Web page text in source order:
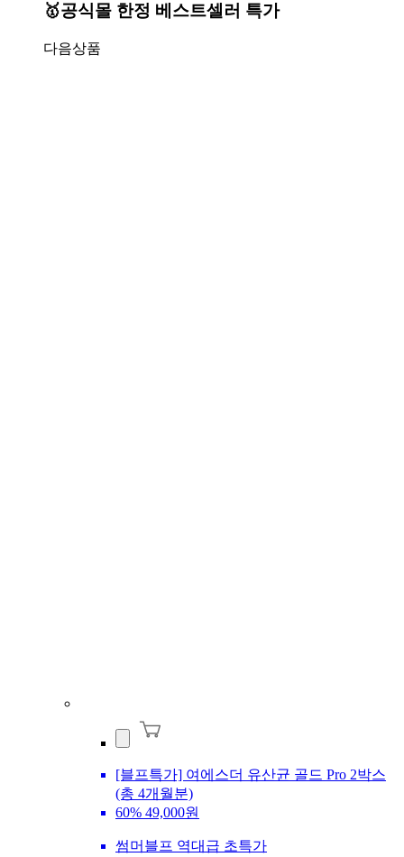
🥇공식몰 한정 베스트셀러 특가
다음상품
[블프특가] 여에스더 유산균 골드 Pro 2박스
(총 4개월분)
60% 49,000원
썸머블프 역대급 초특가